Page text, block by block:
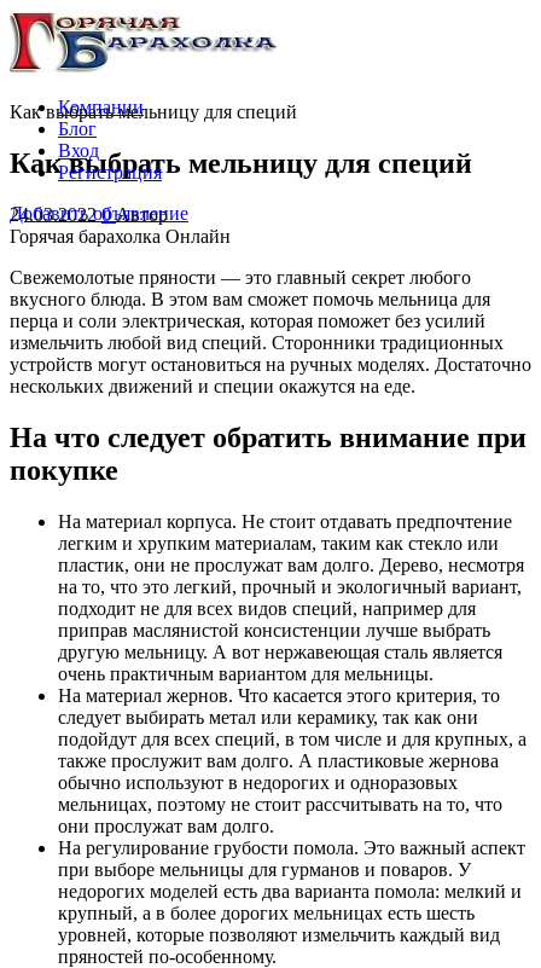
Компании
Блог
Вход
Регистрация
Добавить объявление
Как выбрать мельницу для специй
Как выбрать мельницу для специй
24.03.20220Автор
Горячая барахолка Онлайн
Свежемолотые пряности — это главный секрет любого
вкусного блюда. В этом вам сможет помочь мельница для
перца и соли электрическая, которая поможет без усилий
измельчить любой вид специй. Сторонники традиционных
устройств могут остановиться на ручных моделях. Достаточно
нескольких движений и специи окажутся на еде.
На что следует обратить внимание при
покупке
На материал корпуса. Не стоит отдавать предпочтение
легким и хрупким материалам, таким как стекло или
пластик, они не прослужат вам долго. Дерево, несмотря
на то, что это легкий, прочный и экологичный вариант,
подходит не для всех видов специй, например для
приправ маслянистой консистенции лучше выбрать
другую мельницу. А вот нержавеющая сталь является
очень практичным вариантом для мельницы.
На материал жернов. Что касается этого критерия, то
следует выбирать метал или керамику, так как они
подойдут для всех специй, в том числе и для крупных, а
также прослужит вам долго. А пластиковые жернова
обычно используют в недорогих и одноразовых
мельницах, поэтому не стоит рассчитывать на то, что
они прослужат вам долго.
На регулирование грубости помола. Это важный аспект
при выборе мельницы для гурманов и поваров. У
недорогих моделей есть два варианта помола: мелкий и
крупный, а в более дорогих мельницах есть шесть
уровней, которые позволяют измельчить каждый вид
пряностей по-особенному.